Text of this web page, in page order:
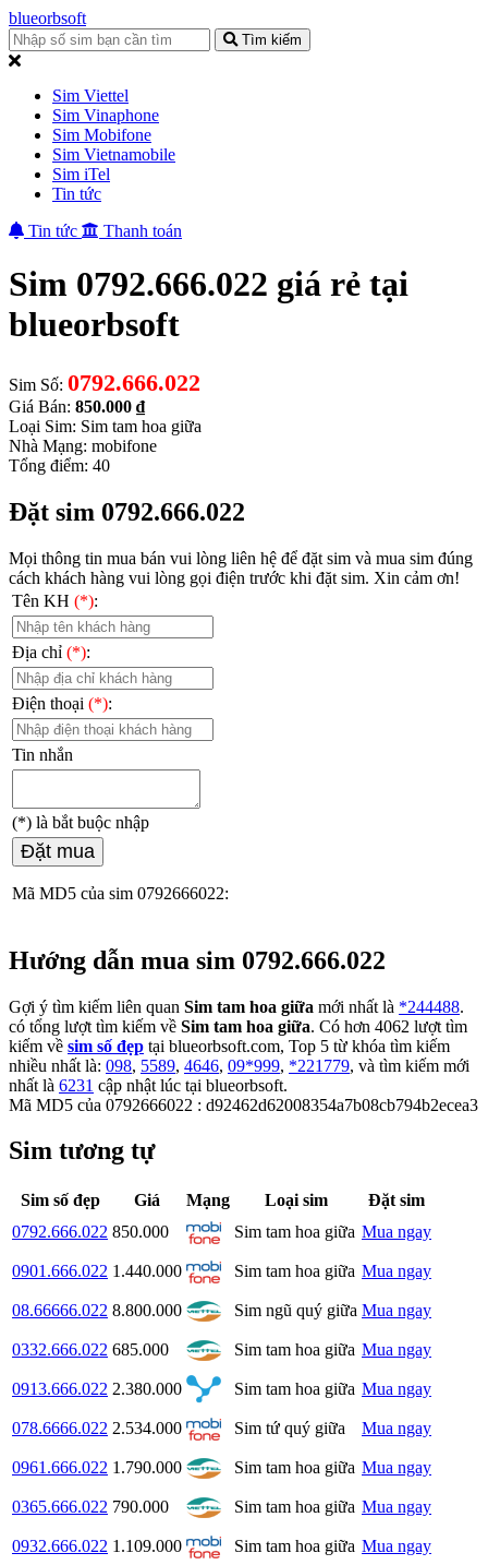
blueorbsoft
Tìm kiếm
Sim Viettel
Sim Vinaphone
Sim Mobifone
Sim Vietnamobile
Sim iTel
Tin tức
Tin tức
Thanh toán
Sim 0792.666.022 giá rẻ tại
blueorbsoft
Sim Số: 0792.666.022
Giá Bán: 850.000 ₫
Loại Sim: Sim tam hoa giữa
Nhà Mạng: mobifone
Tổng điểm: 40
Đặt sim 0792.666.022
Mọi thông tin mua bán vui lòng liên hệ để đặt sim và mua sim đúng
cách khách hàng vui lòng gọi điện trước khi đặt sim. Xin cảm ơn!
Tên KH (*):
Địa chỉ (*):
Điện thoại (*):
Tin nhắn
(*) là bắt buộc nhập
Đặt mua
Mã MD5 của sim 0792666022:
Hướng dẫn mua sim 0792.666.022
Gợi ý tìm kiếm liên quan Sim tam hoa giữa mới nhất là *244488.
có tổng lượt tìm kiếm về Sim tam hoa giữa. Có hơn 4062 lượt tìm
kiếm về sim số đẹp tại blueorbsoft.com, Top 5 từ khóa tìm kiếm
nhiều nhất là: 098, 5589, 4646, 09*999, *221779, và tìm kiếm mới
nhất là 6231 cập nhật lúc tại blueorbsoft.
Mã MD5 của 0792666022 : d92462d62008354a7b08cb794b2ecea3
Sim tương tự
Sim số đẹp Giá Mạng Loại sim
Đặt sim
0792.666.022 850.000 Sim tam hoa giữa Mua ngay
0901.666.022 1.440.000 Sim tam hoa giữa Mua ngay
08.66666.022 8.800.000 Sim ngũ quý giữa Mua ngay
0332.666.022 685.000 Sim tam hoa giữa Mua ngay
0913.666.022 2.380.000 Sim tam hoa giữa Mua ngay
078.6666.022 2.534.000 Sim tứ quý giữa Mua ngay
0961.666.022 1.790.000 Sim tam hoa giữa Mua ngay
0365.666.022 790.000 Sim tam hoa giữa Mua ngay
0932.666.022 1.109.000 Sim tam hoa giữa Mua ngay